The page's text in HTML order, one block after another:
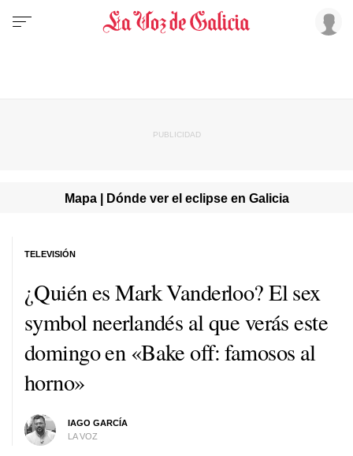
Mapa | Dónde ver el eclipse en Galicia
¿Quién es Mark Vanderloo? El sex
symbol neerlandés al que verás este
domingo en «Bake off: famosos al
horno»
IAGO GARCÍA
LA VOZ
TELEVISIÓN